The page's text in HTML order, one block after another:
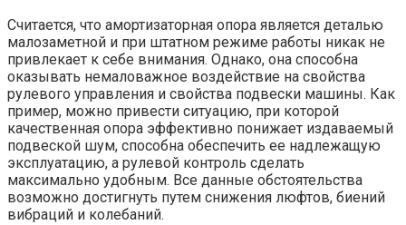
Считается, что амортизаторная опора является деталью
малозаметной и при штатном режиме работы никак не
привлекает к себе внимания. Однако, она способна
оказывать немаловажное воздействие на свойства
рулевого управления и свойства подвески машины. Как
пример, можно привести ситуацию, при которой
качественная опора эффективно понижает издаваемый
подвеской шум, способна обеспечить ее надлежащую
эксплуатацию, а рулевой контроль сделать
максимально удобным. Все данные обстоятельства
возможно достигнуть путем снижения люфтов, биений
вибраций и колебаний.